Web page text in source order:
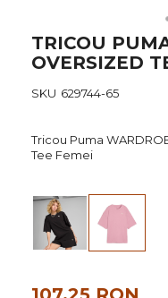
Skip
the
of
gallery
TRICOU
OVERSIZED
SKU 629744-65
Tricou Puma
Tee Femei